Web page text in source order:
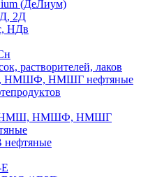
(ДеЛиум)
2Д
НДв
растворителей, лаков
НМШГ нефтяные
НМШФ, НМШГ